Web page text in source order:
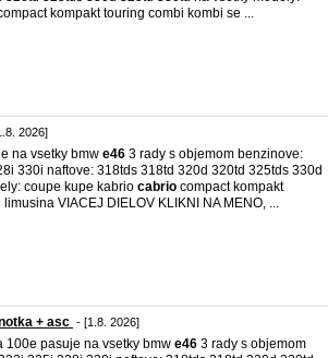
kompakt touring combi kombi se ...
2026]
na vsetky bmw e46 3 rady s objemom benzinove:
330i naftove: 318tds 318td 320d 320td 325tds 330d
coupe kupe kabrio cabrio compact kompakt
VIACEJ DIELOV KLIKNI NA MENO, ...
+ asc - [1.8. 2026]
100e pasuje na vsetky bmw e46 3 rady s objemom